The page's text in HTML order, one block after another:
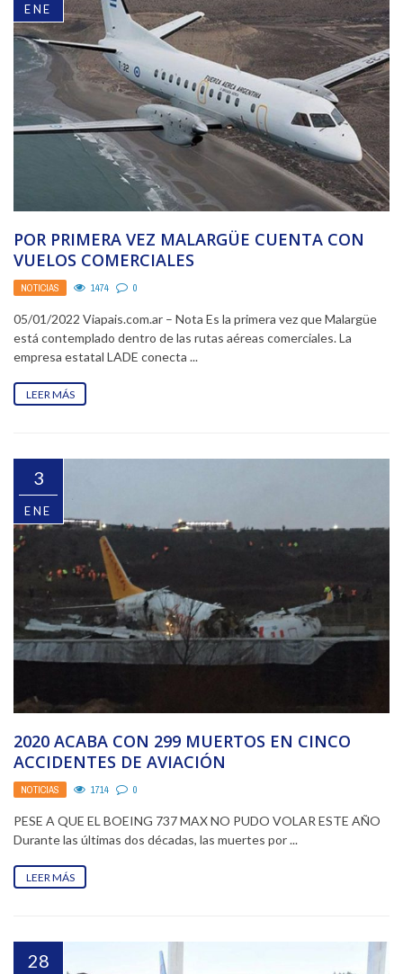
ENE
POR PRIMERA VEZ MALARGÜE CUENTA CON
VUELOS COMERCIALES
NOTICIAS 1474 0
05/01/2022 Viapais.com.ar – Nota Es la primera vez que Malargüe
está contemplado dentro de las rutas aéreas comerciales. La
empresa estatal LADE conecta ...
LEER MÁS
3
ENE
2020 ACABA CON 299 MUERTOS EN CINCO
ACCIDENTES DE AVIACIÓN
NOTICIAS 1714 0
PESE A QUE EL BOEING 737 MAX NO PUDO VOLAR ESTE AÑO
Durante las últimas dos décadas, las muertes por ...
LEER MÁS
28